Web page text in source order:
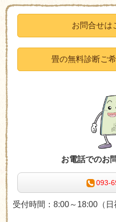
お問合せは
畳の無料診断ご
お電話でのお
093-
受付時間：8:00～18:00（日